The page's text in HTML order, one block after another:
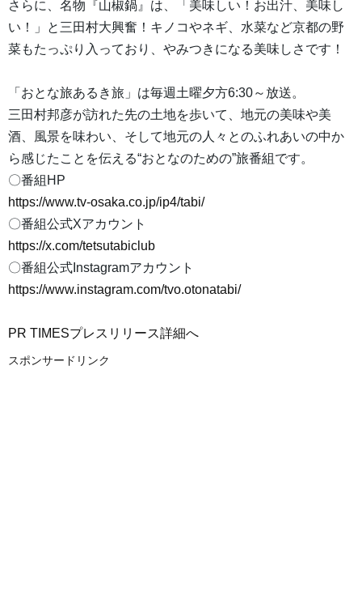
さらに、名物『山椒鍋』は、「美味しい！お出汁、美味し
い！」と三田村大興奮！キノコやネギ、水菜など京都の野
菜もたっぷり入っており、やみつきになる美味しさです！
「おとな旅あるき旅」は毎週土曜夕方6:30～放送。
三田村邦彦が訪れた先の土地を歩いて、地元の美味や美
酒、風景を味わい、そして地元の人々とのふれあいの中か
ら感じたことを伝える“おとなのための”旅番組です。
〇番組HP
https://www.tv-osaka.co.jp/ip4/tabi/
〇番組公式Xアカウント
https://x.com/tetsutabiclub
〇番組公式Instagramアカウント
https://www.instagram.com/tvo.otonatabi/
PR TIMESプレスリリース詳細へ
スポンサードリンク